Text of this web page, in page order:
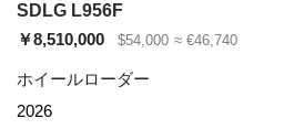
SDLG L956F
￥8,510,000
$54,000 ≈ €46,740
ホイールローダー
2026